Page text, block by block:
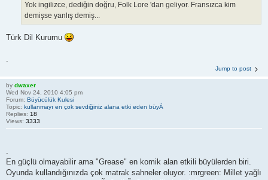
Yok ingilizce, dediğin doğru, Folk Lore 'dan geliyor. Fransızca kim
demişse yanlış demiş...
Türk Dil Kurumu
Jump to post
by dwaxer
Wed Nov 24, 2010 4:05 pm
Forum: Büyücülük Kulesi
Topic: kullanmayı en çok sevdiğiniz alana etki eden büyÃ
Replies: 18
Views: 3333
.
En güçlü olmayabilir ama "Grease" en komik alan etkili büyülerden biri.
Oyunda kullandığınızda çok matrak sahneler oluyor. :mrgreen: Millet yağlı